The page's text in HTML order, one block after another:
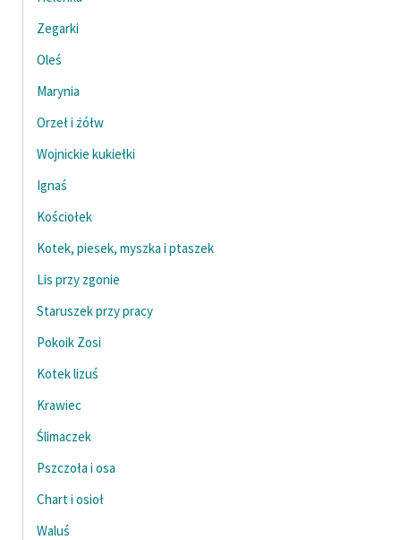
Zegarki
Oleś
Marynia
Orzeł i żółw
Wojnickie kukiełki
Ignaś
Kościołek
Kotek, piesek, myszka i ptaszek
Lis przy zgonie
Staruszek przy pracy
Pokoik Zosi
Kotek lizuś
Krawiec
Ślimaczek
Pszczoła i osa
Chart i osioł
Waluś